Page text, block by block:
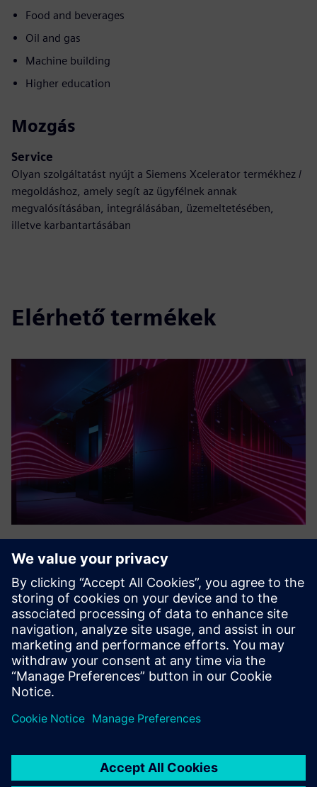
Food and beverages
Oil and gas
Machine building
Higher education
Mozgás
Service
Olyan szolgáltatást nyújt a Siemens Xcelerator termékhez /
megoldáshoz, amely segít az ügyfélnek annak
megvalósításában, integrálásában, üzemeltetésében,
illetve karbantartásában
Elérhető termékek
Digital Automation Consulting
Digital Automation Consulting supports industrial
manufacturer in various industries in implementing IIoT
solutions: edge computing, energy optimization,
environmental impact reduction, condition monitoring,
predictive maintenance...
További információk